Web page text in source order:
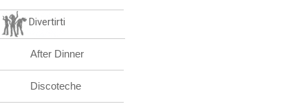
Divertirti
After Dinner
Discoteche